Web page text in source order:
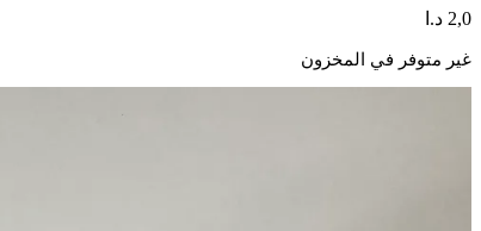
2,0 د.ا
غير متوفر في المخزون